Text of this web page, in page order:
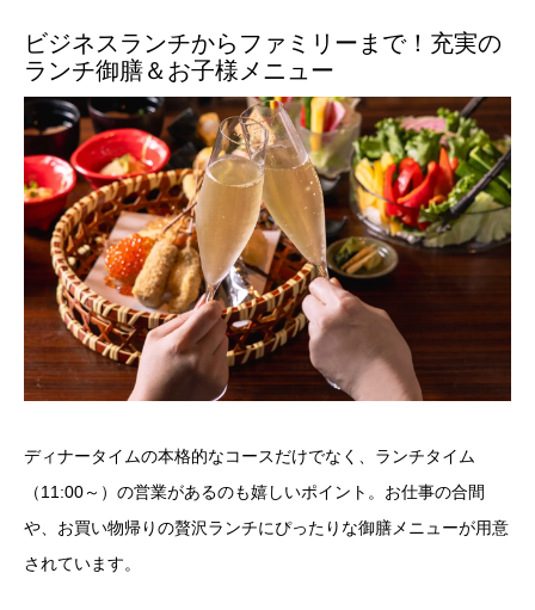
ビジネスランチからファミリーまで！充実の
ランチ御膳＆お子様メニュー
ディナータイムの本格的なコースだけでなく、ランチタイム
（11:00～）の営業があるのも嬉しいポイント。お仕事の合間
や、お買い物帰りの贅沢ランチにぴったりな御膳メニューが用意
されています。